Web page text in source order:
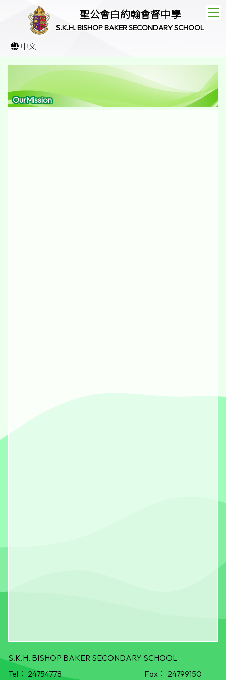
聖公會白約翰會督中學
S.K.H. BISHOP BAKER SECONDARY SCHOOL
中文
OurMission
S.K.H. BISHOP BAKER SECONDARY SCHOOL
Tel： 24754778 Fax： 24799150